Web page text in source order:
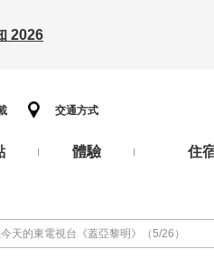
2026
交通方式
體驗 住
天的東電視台《蓋亞黎明》（5/26）